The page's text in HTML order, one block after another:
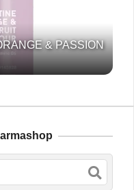
& PASSION